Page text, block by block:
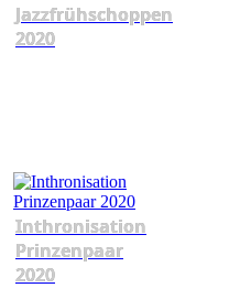
Jazzfrühschoppen
2020
Inthronisation
Prinzenpaar
2020